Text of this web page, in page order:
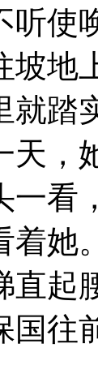
听使
坡地
踏
她
一看
她。
起腰
前